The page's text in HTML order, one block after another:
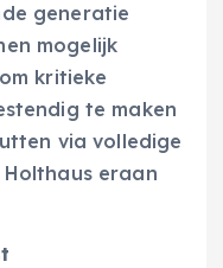
generatie
mogelijk
kritieke
te maken
via volledige
eraan